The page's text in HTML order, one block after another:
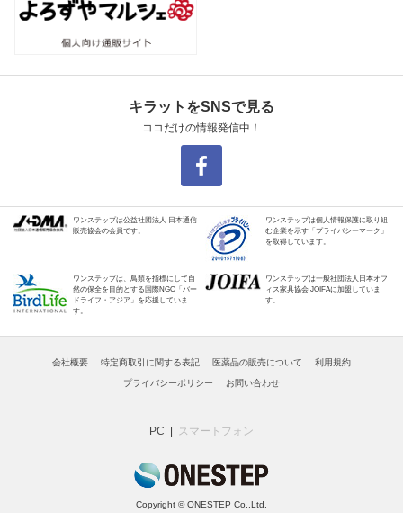
キラットをSNSで見る
ココだけの情報発信中！
ワンステップは公益社団法人 日本通信
販売協会の会員です。
ワンステップは個人情報保護に取り組
む企業を示す「プライバシーマーク」
を取得しています。
ワンステップは、鳥類を指標にして自
然の保全を目的とする国際NGO「バー
ドライフ・アジア」を応援していま
す。
ワンステップは一般社団法人日本オフ
ィス家具協会 JOIFAに加盟していま
す。
会社概要 特定商取引に関する表記 医薬品の販売について 利用規約
プライバシーポリシー お問い合わせ
PC スマートフォン
Copyright © ONESTEP Co.,Ltd.